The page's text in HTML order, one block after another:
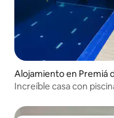
Alojamiento en Premiá
Increíble casa con